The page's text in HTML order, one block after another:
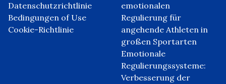
Datenschutzrichtlinie
Bedingungen of Use
Cookie-Richtlinie
emotionalen
Regulierung für
angehende Athleten in
großen Sportarten
Emotionale
Regulierungssysteme:
Verbesserung der